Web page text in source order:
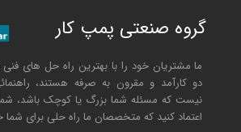
گروه صنعتی پمپ کار
ما مشتریان خود را با بهترین راه حل های
دو کارآمد و مقرون به صرفه هستند،
نیست که مسئله شما بزرگ یا کوچک باشد،
اعتماد کنید که متخصصان ما راه حلی برای